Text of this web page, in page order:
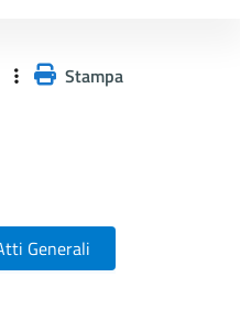
Stampa
Generali